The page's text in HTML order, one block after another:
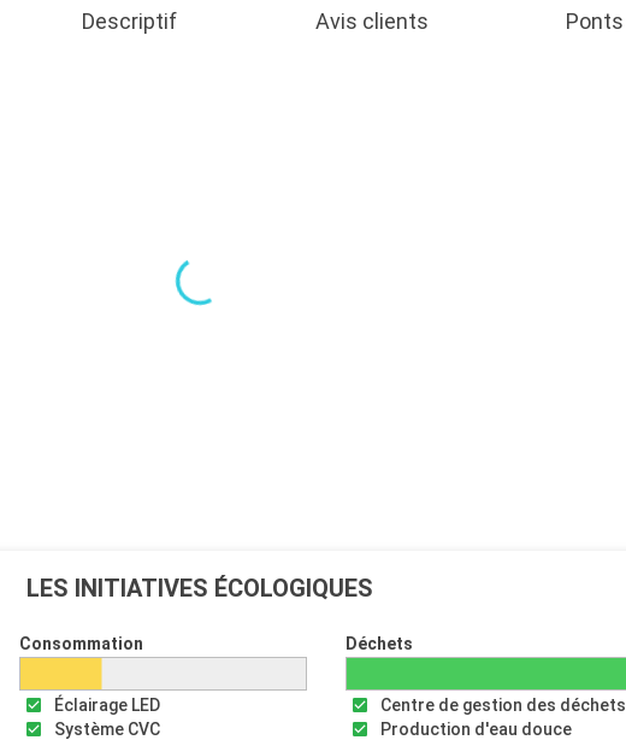
Descriptif Avis clients Ponts
LES INITIATIVES ÉCOLOGIQUES
Consommation
Éclairage LED
Système CVC
Déchets
Centre de gestion des déchets
Production d'eau douce